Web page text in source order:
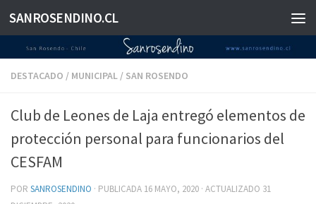
Saltar al contenido
SANROSENDINO.CL
DESTACADO / MUNICIPAL / SAN ROSENDO
Club de Leones de Laja entregó elementos de
protección personal para funcionarios del
CESFAM
POR SANROSENDINO · PUBLICADA 16 MAYO, 2020 · ACTUALIZADO 31